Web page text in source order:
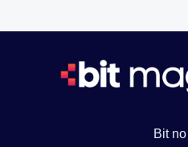
Bit